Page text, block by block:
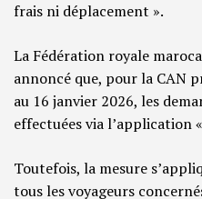
frais ni déplacement ».
La Fédération royale
annoncé que, pour la CAN
au 16 janvier 2026, les
effectuées via l’application
Toutefois, la mesure
tous les voyageurs